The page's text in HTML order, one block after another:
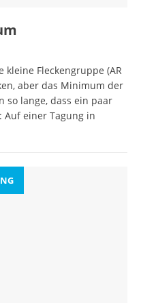
kleine Fleckengruppe (AR
aber das Minimum der
so lange, dass ein paar
einer Tagung in